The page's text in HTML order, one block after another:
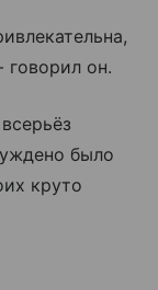
он.
было
круто